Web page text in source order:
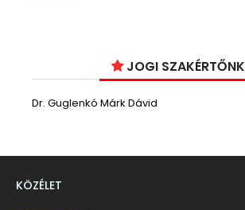
JOGI SZAKÉRTŐNK
Dr. Guglenkó Márk Dávid
KÖZÉLET